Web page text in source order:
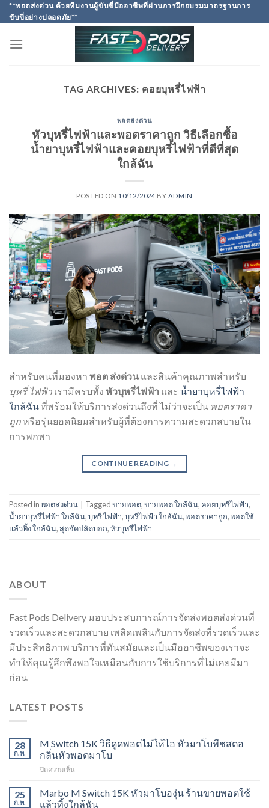
Skip
to
**พอตส่งด่วน ด้วยทีมงานผู้ขับขี่มืออาชีพที่ผ่านการฝึกอบรมมาตรฐานการ
ขับขี่อย่างปลอดภัย**
TAG ARCHIVES: คอยบุหรี่ไฟฟ้า
พอตส่งด่วน
หัวบุหรี่ไฟฟ้าและพอตราคาถูก วิธีเลือกซื้อ
น้ำยาบุหรี่ไฟฟ้าและคอยบุหรี่ไฟฟ้าที่ดีที่สุด
ใกล้ฉัน
POSTED ON 10/12/2024 BY ADMIN
สำหรับคนที่มองหา พอต ส่งด่วน และสินค้าคุณภาพสำหรับ
บุหรี่ ไฟฟ้า เรามีครบทั้ง หัวบุหรี่ไฟฟ้า และ น้ำยาบุหรี่ไฟฟ้า
ใกล้ฉันที่พร้อมให้บริการส่งด่วนถึงที่ ไม่ว่าจะเป็น พอตราคา
ถูก หรือรุ่นยอดนิยมสำหรับผู้ที่ต้องการความสะดวกสบายใน
การพกพา
CONTINUE READING →
Posted inพอตส่งด่วน Taggedขายพอต,ขายพอต ใกล้ฉัน, คอยบุหรี่ไฟฟ้า,
น้ำยาบุหรี่ไฟฟ้า ใกล้ฉัน,บุหรี่ ไฟฟ้า,บุหรี่ไฟฟ้า ใกล้ฉัน,พอตราคาถูก,พอตใช้
แล้วทิ้ง ใกล้ฉัน, สุดจัดปลัดบอก,หัวบุหรี่ไฟฟ้า
ABOUT
Fast Pods Delivery มอบประสบการณ์การจัดส่งพอตส่งด่วนที่
รวดเร็วและสะดวกสบาย เพลิดเพลินกับการจัดส่งที่รวดเร็วและ
มีประสิทธิภาพ บริการที่ทันสมัยและเป็นมืออาชีพของเราจะ
ทำให้คุณรู้สึกพึงพอใจเหมือนกับการใช้บริการที่ไม่เคยมีมา
ก่อน
LATEST POSTS
28
ก.พ.
M Switch 15K วิธีดูดพอตไม่ให้ไอ หัวมาโบพีชสตอ
กลิ่นหัวพอตมาโบ
ปิดความเห็น
Switch
15K
25
ก.พ.
Marbo M Switch 15K หัวมาโบองุ่น ร้านขายพอตใช้
แล้วทิ้งใกล้ฉัน